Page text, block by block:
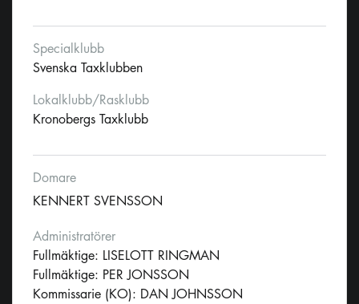
Specialklubb
Svenska Taxklubben
Lokalklubb/Rasklubb
Kronobergs Taxklubb
Domare
KENNERT SVENSSON
Administratörer
Fullmäktige: LISELOTT RINGMAN
Fullmäktige: PER JONSSON
Kommissarie (KO): DAN JOHNSSON